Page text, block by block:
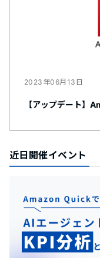
2023年06月13日
【アップデート】
近日開催イベント